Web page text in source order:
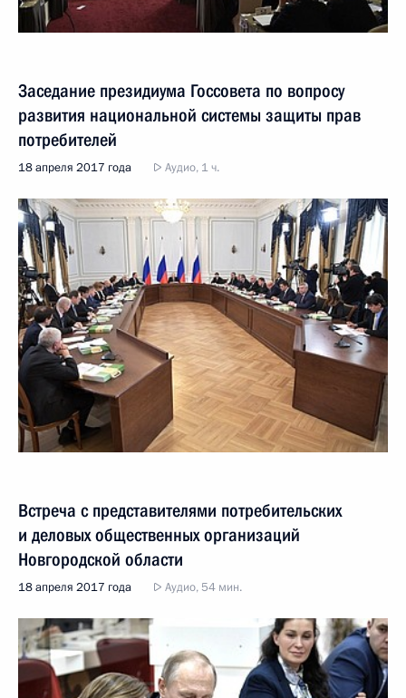
Заседание президиума Госсовета по вопросу
развития национальной системы защиты прав
потребителей
18 апреля 2017 года Аудио, 1 ч.
Встреча с представителями потребительских
и деловых общественных организаций
Новгородской области
18 апреля 2017 года Аудио, 54 мин.